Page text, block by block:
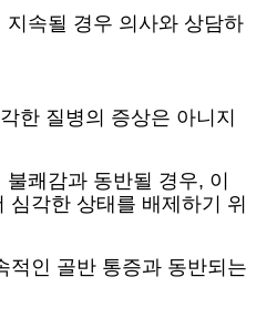
속될 경우 의사와 상담하
한 질병의 증상은 아니지
쾌감과 동반될 경우, 이
각한 상태를 배제하기 위
적인 골반 통증과 동반되는